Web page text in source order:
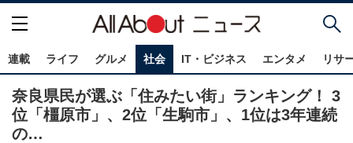
連載 ライフ グルメ 社会 IT・ビジネス エンタメ リサ
奈良県民が選ぶ「住みたい街」ランキング！ 3
位「橿原市」、2位「生駒市」、1位は3年連続
の…